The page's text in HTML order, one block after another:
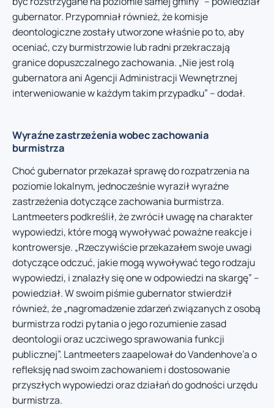
gubernator. Przypomniał również, że komisje
deontologiczne zostały utworzone właśnie po to, aby
oceniać, czy burmistrzowie lub radni przekraczają
granice dopuszczalnego zachowania. „Nie jest rolą
gubernatora ani Agencji Administracji Wewnętrznej
interweniowanie w każdym takim przypadku” – dodał.
Wyraźne zastrzeżenia wobec zachowania
burmistrza
Choć gubernator przekazał sprawę do rozpatrzenia na
poziomie lokalnym, jednocześnie wyraził wyraźne
zastrzeżenia dotyczące zachowania burmistrza.
Lantmeeters podkreślił, że zwrócił uwagę na charakter
wypowiedzi, które mogą wywoływać poważne reakcje i
kontrowersje. „Rzeczywiście przekazałem swoje uwagi
dotyczące odczuć, jakie mogą wywoływać tego rodzaju
wypowiedzi, i znalazły się one w odpowiedzi na skargę” –
powiedział. W swoim piśmie gubernator stwierdził
również, że „nagromadzenie zdarzeń związanych z osobą
burmistrza rodzi pytania o jego rozumienie zasad
deontologii oraz uczciwego sprawowania funkcji
publicznej”. Lantmeeters zaapelował do Vandenhove’a o
refleksję nad swoim zachowaniem i dostosowanie
przyszłych wypowiedzi oraz działań do godności urzędu
burmistrza.